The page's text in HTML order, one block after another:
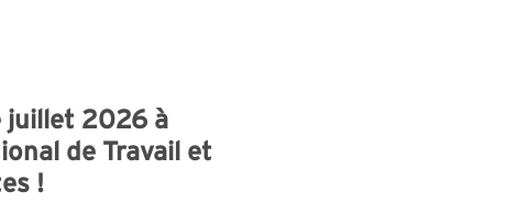
juillet 2026 à
de Travail et
!